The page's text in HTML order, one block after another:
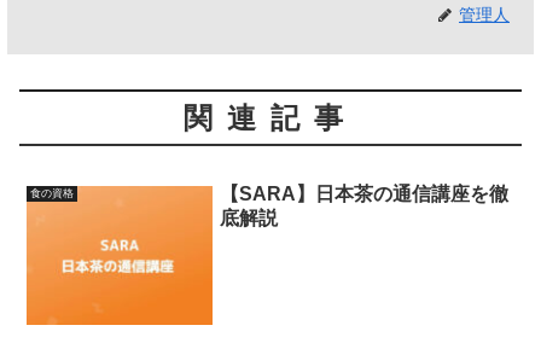
管理人
関連記事
食の資格
【SARA】日本茶の通信講座を徹
底解説